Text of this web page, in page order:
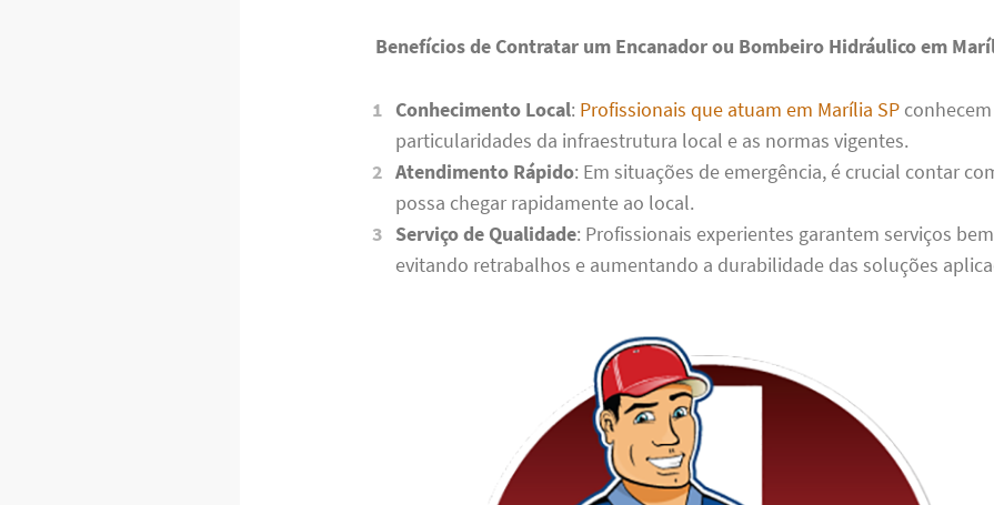
Benefícios de Contratar um Encanador ou Bombeiro Hidráulico em
Conhecimento Local: Profissionais que atuam em Marília SPconhecem
particularidades da infraestrutura local e as normas vigentes.
Atendimento Rápido: Em situações de emergência, é crucial contar
possa chegar rapidamente ao local.
Serviço de Qualidade: Profissionais experientes garantem serviços
evitando retrabalhos e aumentando a durabilidade das soluções